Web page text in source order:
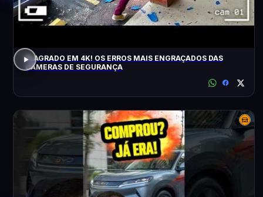
FLAGRADO EM 4K! OS ERROS MAIS ENGRAÇADOS DAS
CÂMERAS DE SEGURANÇA